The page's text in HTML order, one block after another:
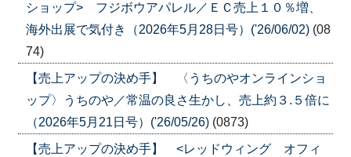
ショップ> フジボウアパレル／ＥＣ売上１０％増、
海外出展で気付き（2026年5月28日号）('26/06/02) (08
74)
【売上アップの決め手】 〈うちのやオンラインショ
ップ〉うちのや／常温の良さ生かし、売上約３.５倍に
（2026年5月21日号）('26/05/26) (0873)
【売上アップの決め手】 <レッドウィング オフィ